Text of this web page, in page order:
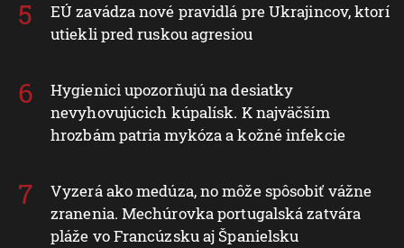
EÚ zavádza nové pravidlá pre Ukrajincov, ktorí
utiekli pred ruskou agresiou
Hygienici upozorňujú na desiatky
nevyhovujúcich kúpalísk. K najväčším
hrozbám patria mykóza a kožné infekcie
Vyzerá ako medúza, no môže spôsobiť vážne
zranenia. Mechúrovka portugalská zatvára
pláže vo Francúzsku aj Španielsku